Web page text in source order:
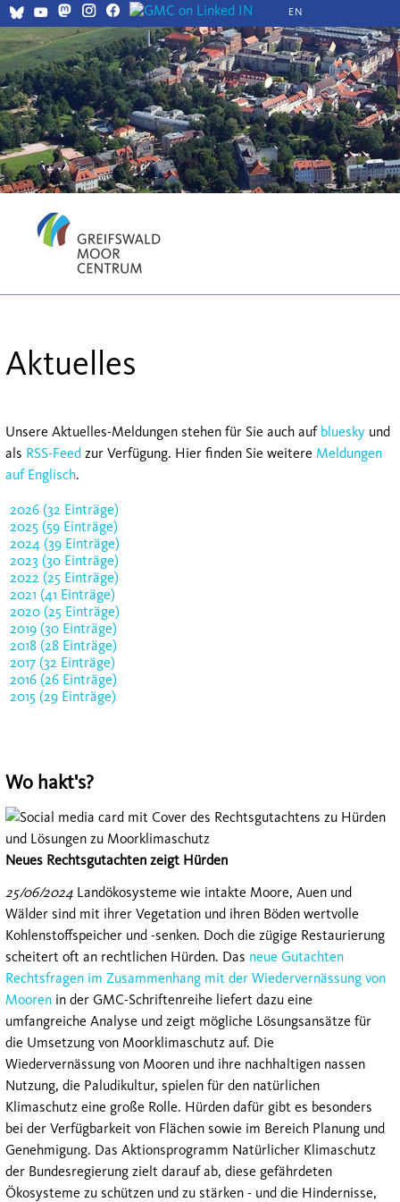
EN
Aktuelles
Unsere Aktuelles-Meldungen stehen für Sie auch auf bluesky und
als RSS-Feed zur Verfügung. Hier finden Sie weitere Meldungen
auf Englisch.
2026 (32 Einträge)
2025 (59 Einträge)
2024 (39 Einträge)
2023 (30 Einträge)
2022 (25 Einträge)
2021 (41 Einträge)
2020 (25 Einträge)
2019 (30 Einträge)
2018 (28 Einträge)
2017 (32 Einträge)
2016 (26 Einträge)
2015 (29 Einträge)
Wo hakt's?
Neues Rechtsgutachten zeigt Hürden
25/06/2024 Landökosysteme wie intakte Moore, Auen und
Wälder sind mit ihrer Vegetation und ihren Böden wertvolle
Kohlenstoffspeicher und -senken. Doch die zügige Restaurierung
scheitert oft an rechtlichen Hürden. Das neue Gutachten
Rechtsfragen im Zusammenhang mit der Wiedervernässung von
Mooren in der GMC-Schriftenreihe liefert dazu eine
umfangreiche Analyse und zeigt mögliche Lösungsansätze für
die Umsetzung von Moorklimaschutz auf. Die
Wiedervernässung von Mooren und ihre nachhaltigen nassen
Nutzung, die Paludikultur, spielen für den natürlichen
Klimaschutz eine große Rolle. Hürden dafür gibt es besonders
bei der Verfügbarkeit von Flächen sowie im Bereich Planung und
Genehmigung. Das Aktionsprogramm Natürlicher Klimaschutz
der Bundesregierung zielt darauf ab, diese gefährdeten
Ökosysteme zu schützen und zu stärken - und die Hindernisse,